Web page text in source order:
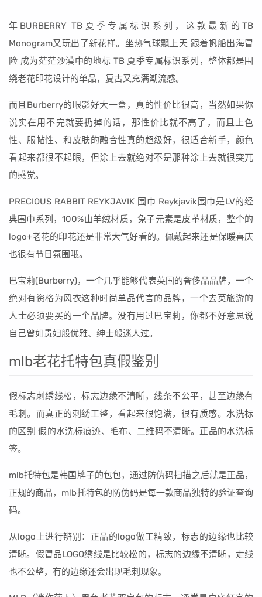
年BURBERRY TB夏季专属标识系列，这款最新的TB
Monogram又玩出了新花样。坐热气球飘上天 跟着帆船出海冒
险 成为茫茫沙漠中的地标 TB 夏季专属标识系列，整体都是围
绕老花印花设计的单品，复古又充满潮流感。
而且Burberry的眼影好大一盒，真的性价比很高，当然如果你
说实在用不完就要扔掉的话，那性价比就不高了，而且上色
性、服帖性、和皮肤的融合性真的超级好，很适合新手，颜色
看起来都很不起眼，但涂上去就绝对不是那种涂上去就很突兀
的感觉。
PRECIOUS RABBIT REYKJAVIK 围巾 Reykjavik围巾是LV的经
典围巾系列，100%山羊绒材质，兔子元素是皮革材质，整个的
logo+老花的印花还是非常大气好看的。佩戴起来还是保暖喜庆
也很有节日氛围哦。
巴宝莉(Burberry)，一个几乎能够代表英国的奢侈品品牌，一个
绝对有资格为风衣这种时尚单品代言的品牌，一个去英旅游的
人士必须要买的一个品牌。没有用过巴宝莉，你都不好意思说
自己曾如贵妇般优雅、绅士般迷人过。
mlb老花托特包真假鉴别
假标志刺绣线松，标志边缘不清晰，线条不公平，甚至边缘有
毛刺。而真正的刺绣工整，看起来很饱满，很有质感。水洗标
的区别 假的水洗标痕迹、毛布、二维码不清晰。正品的水洗标
签。
mlb托特包是韩国牌子的包包，通过防伪码扫描之后就是正品，
正规的商品，mlb托特包的防伪码是每一款商品独特的验证查询
码。
从logo上进行辨别：正品的logo做工精致，标志的边缘也比较
清晰。假冒品LOGO绣线是比较松的，标志的边缘不清晰，走线
也不公整，有的边缘还会出现毛刺现象。